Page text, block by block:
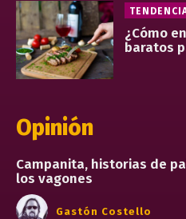
¿Cómo
baratos
Opinión
Campanita, historias de
los vagones
Gastón Costello